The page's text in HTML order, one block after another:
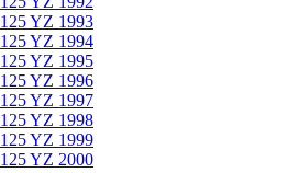
125 YZ 1993
125 YZ 1994
125 YZ 1995
125 YZ 1996
125 YZ 1997
125 YZ 1998
125 YZ 1999
125 YZ 2000